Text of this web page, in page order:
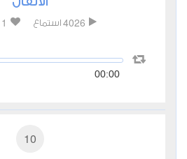
4026 استماع 1
00:00
10